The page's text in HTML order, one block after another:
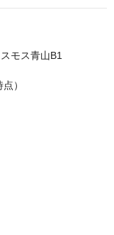
モス青山B1
）